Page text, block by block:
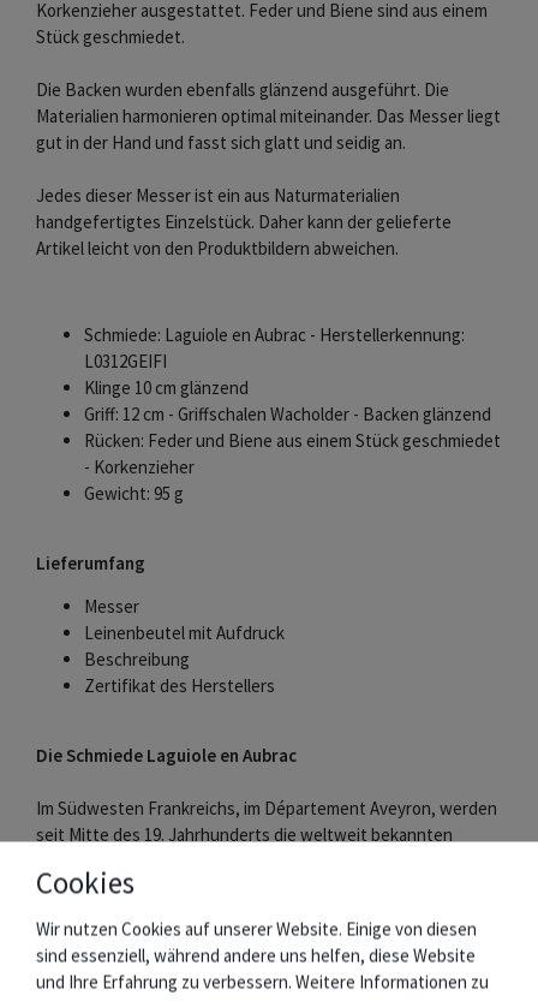
Korkenzieher ausgestattet. Feder und Biene sind aus einem
Stück geschmiedet.
Die Backen wurden ebenfalls glänzend ausgeführt. Die
Materialien harmonieren optimal miteinander. Das Messer liegt
gut in der Hand und fasst sich glatt und seidig an.
Jedes dieser Messer ist ein aus Naturmaterialien
handgefertigtes Einzelstück. Daher kann der gelieferte
Artikel leicht von den Produktbildern abweichen.
Schmiede: Laguiole en Aubrac - Herstellerkennung:
L0312GEIFI
Klinge 10 cm glänzend
Griff: 12 cm - Griffschalen Wacholder - Backen glänzend
Rücken: Feder und Biene aus einem Stück geschmiedet
- Korkenzieher
Gewicht: 95 g
Lieferumfang
Messer
Leinenbeutel mit Aufdruck
Beschreibung
Zertifikat des Herstellers
Die Schmiede Laguiole en Aubrac
Im Südwesten Frankreichs, im Département Aveyron, werden
seit Mitte des 19. Jahrhunderts die weltweit bekannten
Region, die sich besonders durch Qualität und Bewahrung der
Tradition auszeichnen.
Messer und Griffschalen werden aus edlen Materialien in
Cookies
Wir nutzen Cookies auf unserer Website. Einige von diesen
sind essenziell, während andere uns helfen, diese Website
und Ihre Erfahrung zu verbessern. Weitere Informationen zu